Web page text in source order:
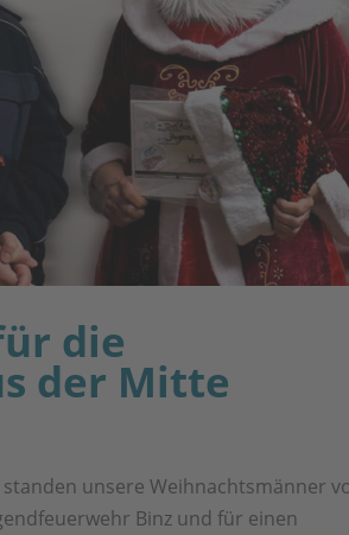
die
der Mitte
unsere Weihnachtsmänner
Binz und für einen